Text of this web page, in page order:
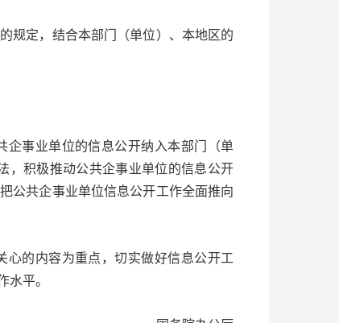
定，结合本部门（单位）、本地区的
事业单位的信息公开纳入本部门（单
，积极推动公共企事业单位的信息公开
公共企事业单位信息公开工作全面推向
的内容为重点，切实做好信息公开工
水平。